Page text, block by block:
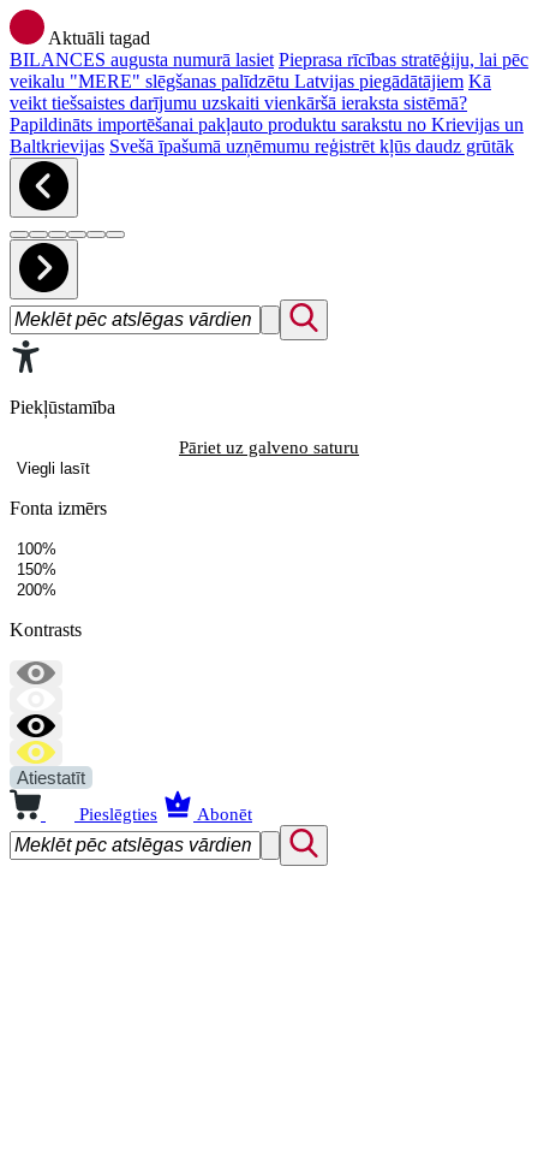
Aktuāli tagad
BILANCES augusta numurā lasiet Pieprasa rīcības stratēģiju, lai pēc
veikalu "MERE" slēgšanas palīdzētu Latvijas piegādātājiem Kā
veikt tiešsaistes darījumu uzskaiti vienkāršā ieraksta sistēmā?
Papildināts importēšanai pakļauto produktu sarakstu no Krievijas un
Baltkrievijas Svešā īpašumā uzņēmumu reģistrēt kļūs daudz grūtāk
Piekļūstamība
Pāriet uz galveno saturu
Viegli lasīt
Fonta izmērs
100%
150%
200%
Kontrasts
Atiestatīt
Pieslēgties Abonēt